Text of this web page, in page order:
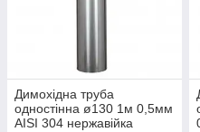
Димохідна труба
одностінна ø130 1м 0,5мм
AISI 304 нержавійка